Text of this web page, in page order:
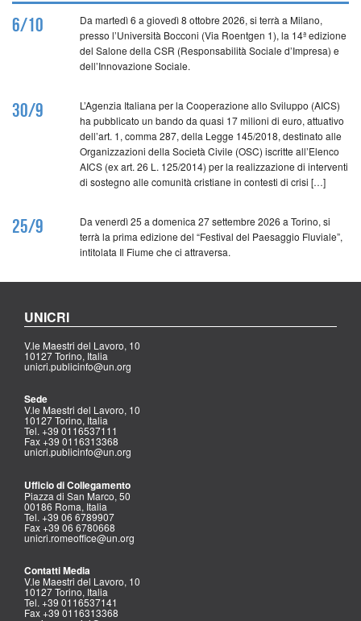
6/10
Da martedì 6 a giovedì 8 ottobre 2026, si terrà a Milano,
presso l’Università Bocconi (Via Roentgen 1), la 14ª edizione
del Salone della CSR (Responsabilità Sociale d’Impresa) e
dell’Innovazione Sociale.
30/9
L’Agenzia Italiana per la Cooperazione allo Sviluppo (AICS)
ha pubblicato un bando da quasi 17 milioni di euro, attuativo
dell’art. 1, comma 287, della Legge 145/2018, destinato alle
Organizzazioni della Società Civile (OSC) iscritte all’Elenco
AICS (ex art. 26 L. 125/2014) per la realizzazione di interventi
di sostegno alle comunità cristiane in contesti di crisi […]
25/9
Da venerdì 25 a domenica 27 settembre 2026 a Torino, si
terrà la prima edizione del “Festival del Paesaggio Fluviale”,
intitolata Il Fiume che ci attraversa.
UNICRI
V.le Maestri del Lavoro, 10
10127 Torino, Italia
unicri.publicinfo@un.org
Sede
V.le Maestri del Lavoro, 10
10127 Torino, Italia
Tel. +39 0116537111
Fax +39 0116313368
unicri.publicinfo@un.org
Ufficio di Collegamento
Piazza di San Marco, 50
00186 Roma, Italia
Tel. +39 06 6789907
Fax +39 06 6780668
unicri.romeoffice@un.org
Contatti Media
V.le Maestri del Lavoro, 10
10127 Torino, Italia
Tel. +39 0116537141
Fax +39 0116313368